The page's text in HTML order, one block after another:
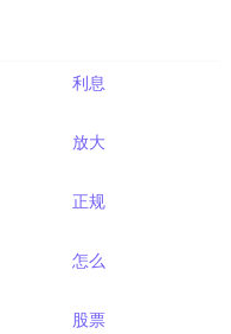
利息
放大
正规
怎么
股票